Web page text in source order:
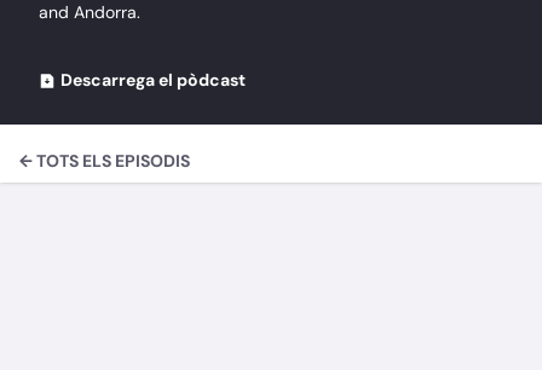
and Andorra.
Descarrega el pòdcast
← TOTS ELS EPISODIS